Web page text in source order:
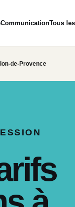
CommunicationTous
de-Provence